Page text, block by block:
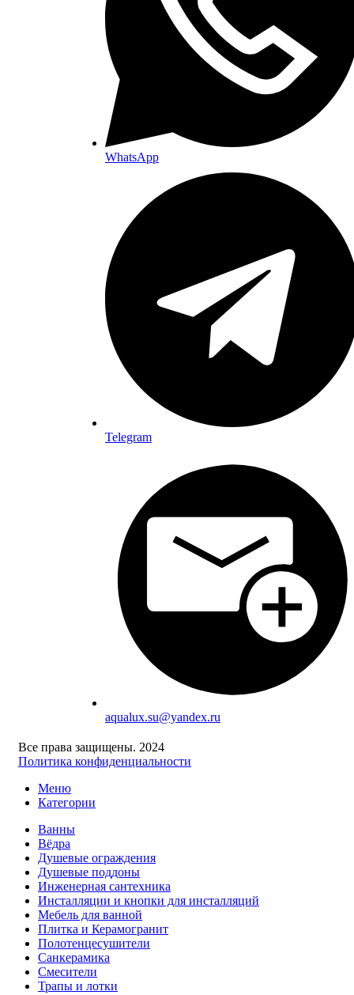
WhatsApp
Telegram
aqualux.su@yandex.ru
Все права защищены. 2024
Политика конфиденциальности
Меню
Категории
Ванны
Вёдра
Душевые ограждения
Душевые поддоны
Инженерная сантехника
Инсталляции и кнопки для инсталляций
Мебель для ванной
Плитка и Керамогранит
Полотенцесушители
Санкерамика
Смесители
Трапы и лотки